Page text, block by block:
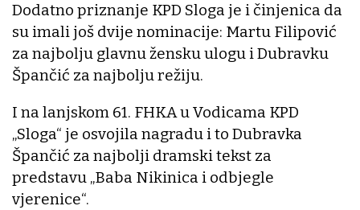
Dodatno priznanje KPD Sloga je i činjenica da
su imali još dvije nominacije: Martu Filipović
za najbolju glavnu žensku ulogu i Dubravku
Špančić za najbolju režiju.
I na lanjskom 61. FHKA u Vodicama KPD
„Sloga“ je osvojila nagradu i to Dubravka
Špančić za najbolji dramski tekst za
predstavu „Baba Nikinica i odbjegle
vjerenice“.